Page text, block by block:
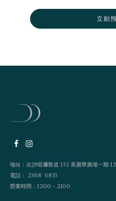
立刻
地址：尖沙咀彌敦道 132 美麗華廣場一期
電話： 2368 6833
營業時間：1200 - 2100